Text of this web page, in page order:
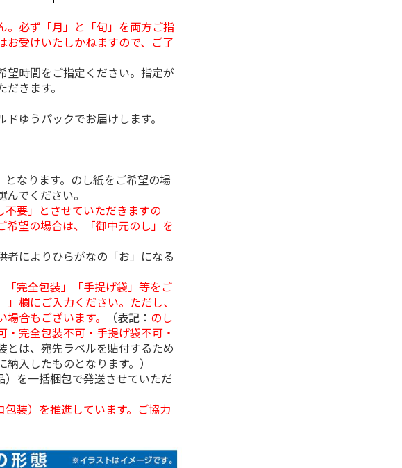
必ず「月」と「旬」を両方ご指
お受けいたしかねますので、ご了
時間をご指定ください。指定が
きます。
ゆうパックでお届けします。
なります。のし紙をご希望の場
でください。
要」とさせていただきますの
希望の場合は、「御中元のし」を
によりひらがなの「お」になる
「完全包装」「手提げ袋」等をご
欄にご入力ください。ただし、
合もございます。
（表記： のし
完全包装不可・手提げ袋不可・
とは、宛先ラベルを貼付するため
入したものとなります。）
を一括梱包で発送させていただ
装）を推進しています。ご協力